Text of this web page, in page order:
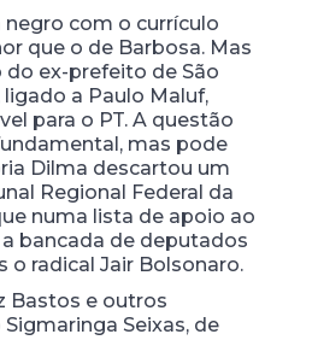
com o currículo
que o de Barbosa. Mas
do ex-prefeito de São
a Paulo Maluf,
para o PT. A questão
mas pode
Dilma descartou um
Regional Federal da
numa lista de apoio ao
bancada de deputados
o radical Jair Bolsonaro.
Bastos e outros
Seixas, de